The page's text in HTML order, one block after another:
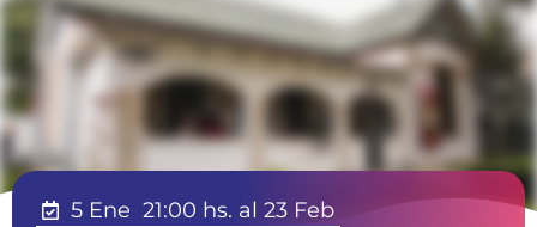
5 Ene 21:00 hs. al 23 Feb